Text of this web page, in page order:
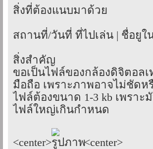
สิ่งที่ต้องแนบมาด้วย
สถานที่/วันที่ ที่ไปเล่น | ชื่อยูใ
สิ่งสำคัญ
ขอเป็นไฟล์ของกล้องดิจิตอล
มือถือ เพราะภาพอาจไม่ชัดห
ไฟล์ต้องขนาด 1-3 kb เพรา
ไฟล์ใหญ่เกินกำหนด
<center> <center>